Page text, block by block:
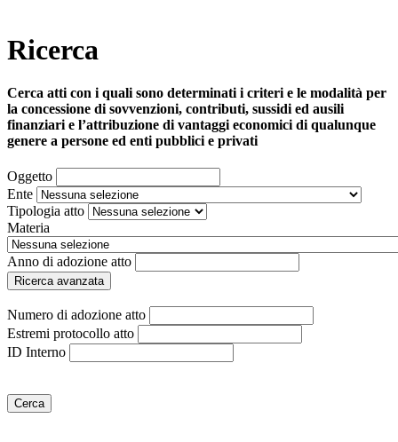
Ricerca
Cerca atti con i quali sono determinati i criteri e le modalità per
la concessione di sovvenzioni, contributi, sussidi ed ausili
finanziari e l’attribuzione di vantaggi economici di qualunque
genere a persone ed enti pubblici e privati
Oggetto
Ente
Tipologia atto
Materia
Anno di adozione atto
Ricerca avanzata
Numero di adozione atto
Estremi protocollo atto
ID Interno
Cerca